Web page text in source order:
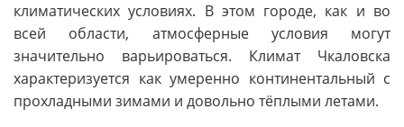
климатических условиях. В этом городе, как и во
всей области, атмосферные условия могут
значительно варьироваться. Климат Чкаловска
характеризуется как умеренно континентальный с
прохладными зимами и довольно тёплыми летами.